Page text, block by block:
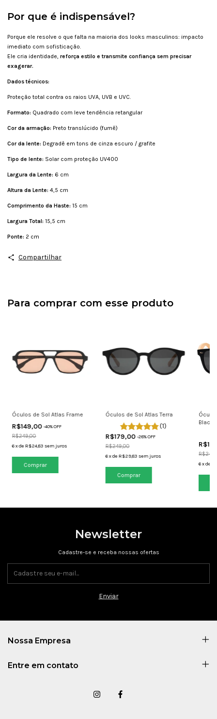
Por que é indispensável?
Porque ele resolve o que falta na maioria dos looks masculinos: impacto
imediato com sofisticação.
Ele cria identidade, reforça estilo e transmite confiança sem precisar
exagerar.
Dados técnicos:
Proteção total contra os raios UVA, UVB e UVC.
Formato: Quadrado com leve tendência retangular
Cor da armação: Preto translúcido (fumê)
Cor da lente: Degradê em tons de cinza escuro / grafite
Tipo de lente: Solar com proteção UV400
Largura da Lente: 6 cm
Altura da Lente: 4,5 cm
Comprimento da Haste: 15 cm
Largura Total: 15,5 cm
Ponte: 2 cm
Compartilhar
Para comprar com esse produto
Óculos de Sol Atlas Frame
R$149,00-40% OFF
R$249,00
6xdeR$24,83 sem juros
Óculos de Sol Atlas Terra
(1)
R$179,00-28% OFF
R$249,00
6xdeR$29,83 sem juros
Black
6xde
Newsletter
Cadastre-se e receba nossas ofertas
Nossa Empresa
Entre em contato